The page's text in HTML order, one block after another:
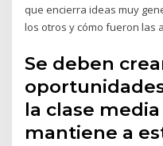
que encierra ideas muy
los otros y cómo fueron las
Se deben
la clase
mantiene a